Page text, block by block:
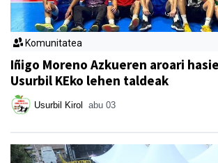
Komunitatea
Iñigo Moreno Azkueren aroari
Usurbil KEko lehen taldeak
Usurbil Kirol abu 03